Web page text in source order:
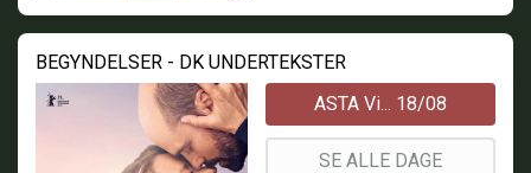
BEGYNDELSER - DK UNDERTEKSTER
ASTA Vi... 18/08
SE ALLE DAGE